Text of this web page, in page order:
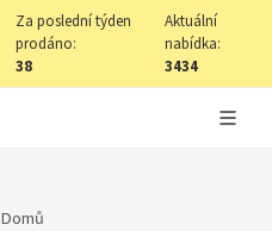
Za poslední týden
prodáno:
38
Aktuální
nabídka:
3434
Domů